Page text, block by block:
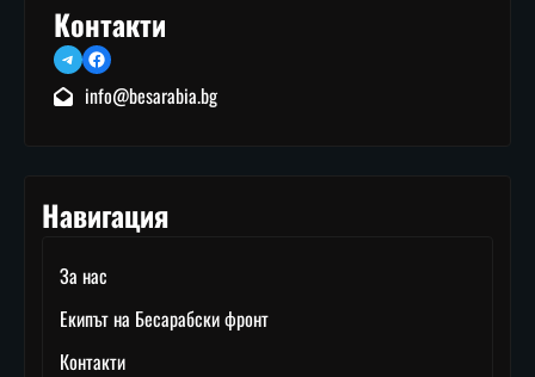
Контакти
TelegramFacebook
info@besarabia.bg
Навигация
За нас
Екипът на Бесарабски фронт
Контакти